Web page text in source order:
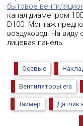
бытовое
канал диаметром
D100. Монтаж
воздуховод. На виду
лицевая панель
Осевые
Вентиляторы era
Таймер Датчик